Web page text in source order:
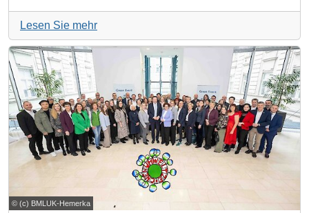
Lesen Sie mehr
© (c) BMLUK-Hemerka